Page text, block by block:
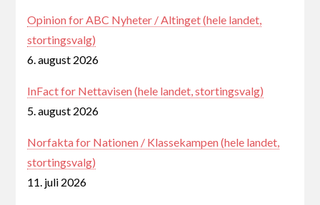
Opinion for ABC Nyheter / Altinget (hele landet,
stortingsvalg)
6. august 2026
InFact for Nettavisen (hele landet, stortingsvalg)
5. august 2026
Norfakta for Nationen / Klassekampen (hele landet,
stortingsvalg)
11. juli 2026